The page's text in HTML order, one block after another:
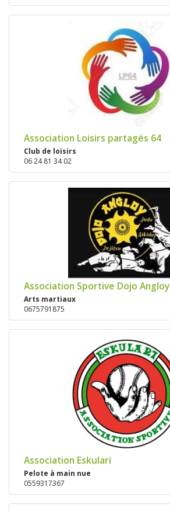
Association Loisirs partagés 64
Club de loisirs
06 24 81 34 02
Association Sportive Dojo Angloy
Arts martiaux
0675791875
Association Eskulari
Pelote à main nue
0559317367